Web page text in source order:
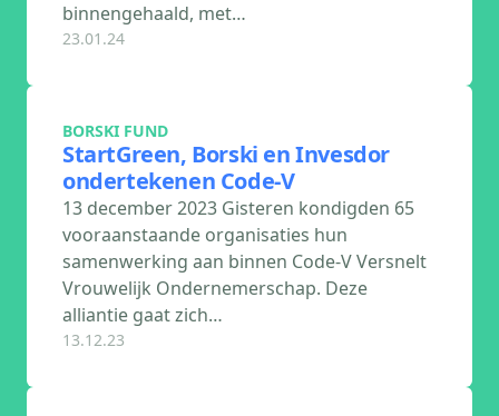
binnengehaald, met…
23.01.24
BORSKI FUND
StartGreen, Borski en Invesdor
ondertekenen Code-V
13 december 2023 Gisteren kondigden 65
vooraanstaande organisaties hun
samenwerking aan binnen Code-V Versnelt
Vrouwelijk Ondernemerschap. Deze
alliantie gaat zich…
13.12.23